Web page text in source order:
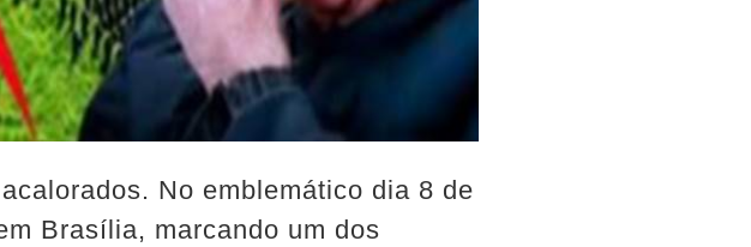
No emblemático dia 8 de
Brasília, marcando um dos